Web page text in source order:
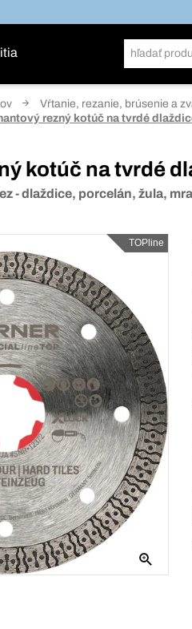
Vŕtanie, rezanie, brúsenie a
rezný kotúč na tvrdé
kotúč na tvrdé
- dlaždice, porcelán, žula,
TOPline